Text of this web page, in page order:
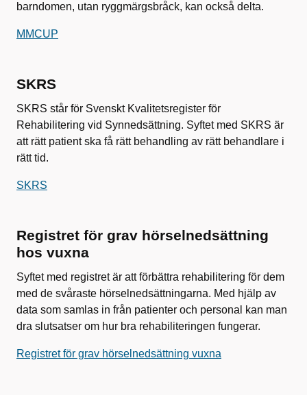
barndomen, utan ryggmärgsbråck, kan också delta.
MMCUP
SKRS
SKRS står för Svenskt Kvalitetsregister för
Rehabilitering vid Synnedsättning. Syftet med SKRS är
att rätt patient ska få rätt behandling av rätt behandlare i
rätt tid.
SKRS
Registret för grav hörselnedsättning
hos vuxna
Syftet med registret är att förbättra rehabilitering för dem
med de svåraste hörselnedsättningarna. Med hjälp av
data som samlas in från patienter och personal kan man
dra slutsatser om hur bra rehabiliteringen fungerar.
Registret för grav hörselnedsättning vuxna